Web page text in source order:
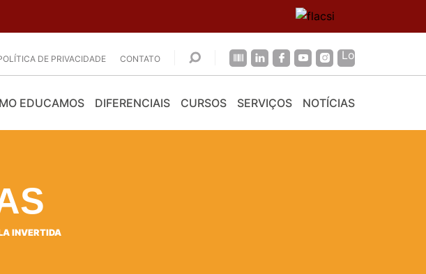
DE PRIVACIDADE CONTATO
EDUCAMOS DIFERENCIAIS CURSOS SERVIÇOS NOTÍCIAS
INVERTIDA